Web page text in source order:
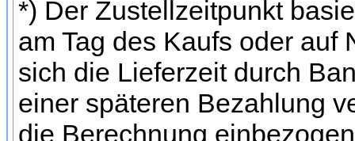
*) Der Zustellzeitpunkt
am Tag des Kaufs oder
sich die Lieferzeit durch
einer späteren Bezahlung
die Berechnung